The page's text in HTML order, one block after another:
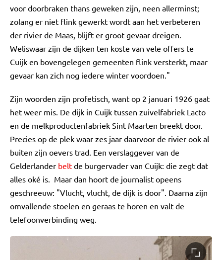
voor doorbraken thans geweken zijn, neen allerminst;
zolang er niet flink gewerkt wordt aan het verbeteren
der rivier de Maas, blijft er groot gevaar dreigen.
Weliswaar zijn de dijken ten koste van vele offers te
Cuijk en bovengelegen gemeenten flink versterkt, maar
gevaar kan zich nog iedere winter voordoen."
Zijn woorden zijn profetisch, want op 2 januari 1926 gaat
het weer mis. De dijk in Cuijk tussen zuivelfabriek Lacto
en de melkproductenfabriek Sint Maarten breekt door.
Precies op de plek waar zes jaar daarvoor de rivier ook al
buiten zijn oevers trad. Een verslaggever van de
Gelderlander belt de burgervader van Cuijk: die zegt dat
alles oké is. Maar dan hoort de journalist opeens
geschreeuw: "Vlucht, vlucht, de dijk is door". Daarna zijn
omvallende stoelen en geraas te horen en valt de
telefoonverbinding weg.